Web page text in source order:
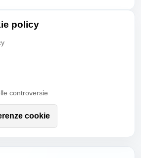
policy
controversie
cookie